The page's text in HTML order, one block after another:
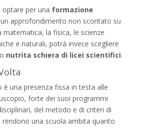
optare per una formazione
approfondimento non scontato su
la fisica, le scienze
e naturali, potrà invece scegliere
nutrita schiera di licei scientifici.
è una presenza fissa in testa alle
forte dei suoi programmi
del metodo e di criteri di
rendono una scuola ambita quanto